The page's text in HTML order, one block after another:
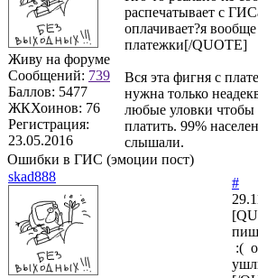
Живу на форуме
Сообщений: 739
Баллов: 5477
ЖКХоинов: 76
Регистрация:
23.05.2016
распечатывает с
оплачивает?я
платежки[/QUOTE]
Вся эта фигня с
нужна только
любые уловки чтобы
платить. 99%
слышали.
Ошибки в ГИС (эмоции пост)
skad888
#
:(